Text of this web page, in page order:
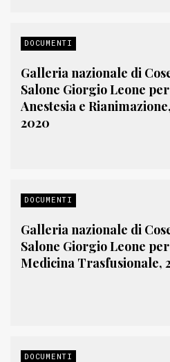
DOCUMENTI
Galleria nazionale di
Salone Giorgio Leone
Anestesia e
2020
DOCUMENTI
Galleria nazionale di
Salone Giorgio Leone
Medicina Trasfusionale,
DOCUMENTI